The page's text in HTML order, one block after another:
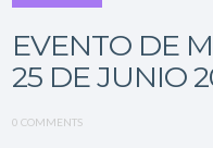
EVENTO DE
25 DE JUNIO
0 COMMENTS